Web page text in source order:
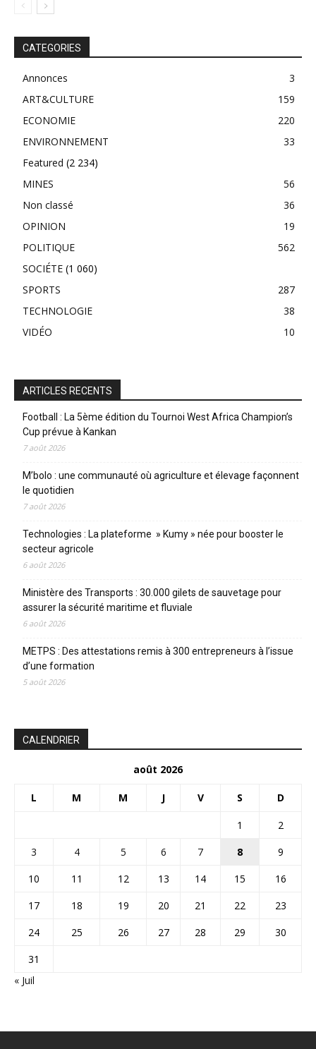
CATEGORIES
Annonces
3
ART&CULTURE
159
ECONOMIE
220
ENVIRONNEMENT
33
Featured (2 234)
MINES
56
Non classé
36
OPINION
19
POLITIQUE
562
SOCIÉTE (1 060)
SPORTS
287
TECHNOLOGIE
38
VIDÉO
10
ARTICLES RECENTS
Football : La 5ème édition du Tournoi West Africa Champion’s
Cup prévue à Kankan
7 août 2026
M’bolo : une communauté où agriculture et élevage façonnent
le quotidien
7 août 2026
Technologies : La plateforme » Kumy » née pour booster le
secteur agricole
6 août 2026
Ministère des Transports : 30.000 gilets de sauvetage pour
assurer la sécurité maritime et fluviale
6 août 2026
METPS : Des attestations remis à 300 entrepreneurs à l’issue
d’une formation
5 août 2026
CALENDRIER
août 2026
L M M J V S D
1
2
3
4 5 6 7 8
9
10
11 12 13 14 15
16
17
18 19 20 21 22
23
24
25 26 27 28 29
30
31
« Juil